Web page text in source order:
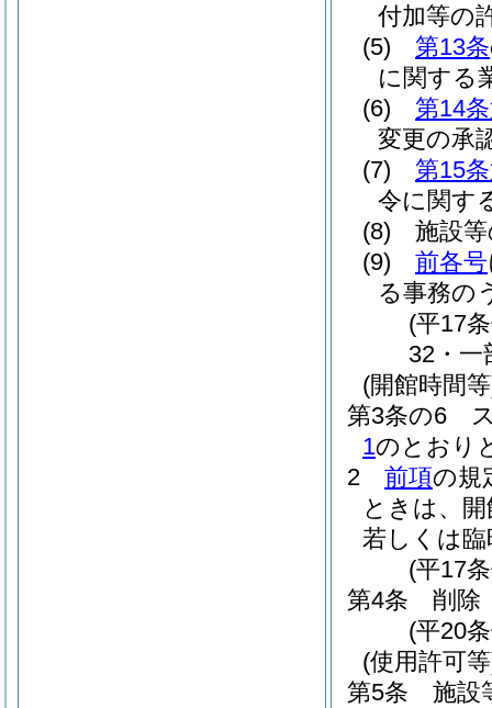
付加等の
(5)
第13条
に関する
(6)
第14
変更の承
(7)
第15
令に関す
(8)
施設
(9)
前各号
る事務の
(平17
32・一
(開館時間
第3条の6
1のとおり
2
前項の規
ときは、
若しくは
(平17
第4条
削除
(平20
(使用許可
第5条
施設